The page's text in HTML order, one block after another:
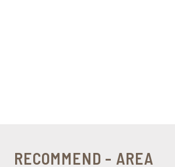
RECOMMEND - AREA